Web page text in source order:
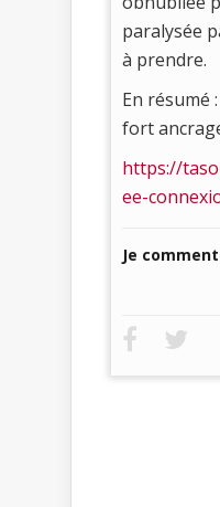
paralysée
à prendre.
En résumé
fort
https://
ee-
Je